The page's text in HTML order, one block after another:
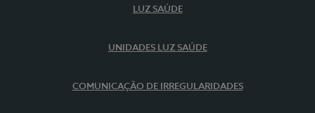
LUZ SAÚDE
UNIDADES LUZ SAÚDE
COMUNICAÇÃO DE IRREGULARIDADES